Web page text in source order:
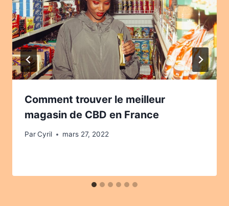
Comment trouver le meilleur
magasin de CBD en France
ParCyril mars 27, 2022